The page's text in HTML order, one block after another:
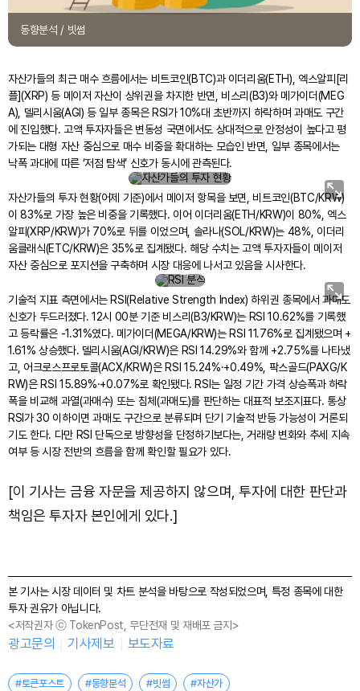
동향분석 / 빗썸
자산가들의 최근 매수 흐름에서는 비트코인(BTC)과 이더리움(ETH), 엑스알피[리
플](XRP) 등 메이저 자산이 상위권을 차지한 반면, 비스리(B3)와 메가이더(MEG
A), 델리시움(AGI) 등 일부 종목은 RSI가 10%대 초반까지 하락하며 과매도 구간
에 진입했다. 고액 투자자들은 변동성 국면에서도 상대적으로 안정성이 높다고 평
가되는 대형 자산 중심으로 매수 비중을 확대하는 모습인 반면, 일부 종목에서는
낙폭 과대에 따른 ‘저점 탐색’ 신호가 동시에 관측된다.
자산가들의 투자 현황
(어제 기준)
자산가들의 투자 현황(어제 기준)에서 메이저 항목을 보면, 비트코인(BTC/KRW)
이 83%로 가장 높은 비중을 기록했다. 이어 이더리움(ETH/KRW)이 80%, 엑스
알피(XRP/KRW)가 70%로 뒤를 이었으며, 솔라나(SOL/KRW)는 48%, 이더리
움클래식(ETC/KRW)은 35%로 집계됐다. 해당 수치는 고액 투자자들이 메이저
자산 중심으로 포지션을 구축하며 시장 대응에 나서고 있음을 시사한다.
지금이
저점일
까? RSI
하위권
(12시
00분)
기술적 지표 측면에서는 RSI(Relative Strength Index) 하위권 종목에서 과매도
신호가 두드러졌다. 12시 00분 기준 비스리(B3/KRW)는 RSI 10.62%를 기록했
고 등락률은 -1.31%였다. 메가이더(MEGA/KRW)는 RSI 11.76%로 집계됐으며 +
1.61% 상승했다. 델리시움(AGI/KRW)은 RSI 14.29%와 함께 +2.75%를 나타냈
고, 어크로스프로토콜(ACX/KRW)은 RSI 15.24%·+0.49%, 팍스골드(PAXG/K
RW)은 RSI 15.89%·+0.07%로 확인됐다. RSI는 일정 기간 가격 상승폭과 하락
폭을 비교해 과열(과매수) 또는 침체(과매도)를 판단하는 대표적 보조지표다. 통상
RSI가 30 이하이면 과매도 구간으로 분류되며 단기 기술적 반등 가능성이 거론되
기도 한다. 다만 RSI 단독으로 방향성을 단정하기보다는, 거래량 변화와 추세 지속
여부 등 시장 전반의 흐름을 함께 확인할 필요가 있다.
[이 기사는 금융 자문을 제공하지 않으며, 투자에 대한 판단과
책임은 투자자 본인에게 있다.]
본 기사는 시장 데이터 및 차트 분석을 바탕으로 작성되었으며, 특정 종목에 대한
투자 권유가 아닙니다.
<저작권자 ⓒ TokenPost, 무단전재 및 재배포 금지>
광고문의 기사제보 보도자료
#토큰포스트 #동향분석 #빗썸 #자산가